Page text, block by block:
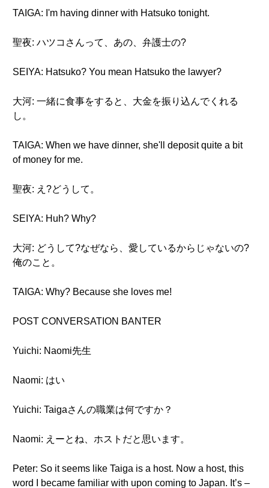
TAIGA: I'm having dinner with Hatsuko tonight.
聖夜: ハツコさんって、あの、弁護士の?
SEIYA: Hatsuko? You mean Hatsuko the lawyer?
大河: 一緒に食事をすると、大金を振り込んでくれる
し。
TAIGA: When we have dinner, she'll deposit quite a bit
of money for me.
聖夜: え?どうして。
SEIYA: Huh? Why?
大河: どうして?なぜなら、愛しているからじゃないの?
俺のこと。
TAIGA: Why? Because she loves me!
POST CONVERSATION BANTER
Yuichi: Naomi先生
Naomi: はい
Yuichi: Taigaさんの職業は何ですか？
Naomi: えーとね、ホストだと思います。
Peter: So it seems like Taiga is a host. Now a host, this
word I became familiar with upon coming to Japan. It’s –